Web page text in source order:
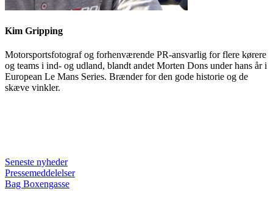
Kim Gripping
Motorsportsfotograf og forhenværende PR-ansvarlig for flere kørere
og teams i ind- og udland, blandt andet Morten Dons under hans år i
European Le Mans Series. Brænder for den gode historie og de
skæve vinkler.
Seneste nyheder
Pressemeddelelser
Bag Boxengasse